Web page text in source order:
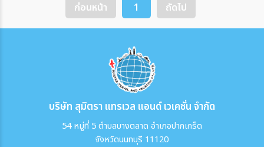
ก่อนหน้า 1 ถัดไป
บริษัท สุมิตรา แทรเวล แอนด์ เวเคชั่น จำกัด
54 หมู่ที่ 5 ตำบลบางตลาด อำเภอปากเกร็ด
จังหวัดนนทบุรี 11120